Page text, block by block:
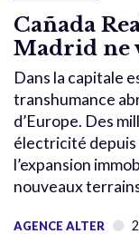
Cañada
Madrid ne
Dans la capitale
transhumance
d’Europe. Des
électricité depuis
l’expansion
nouveaux
AGENCE ALTER